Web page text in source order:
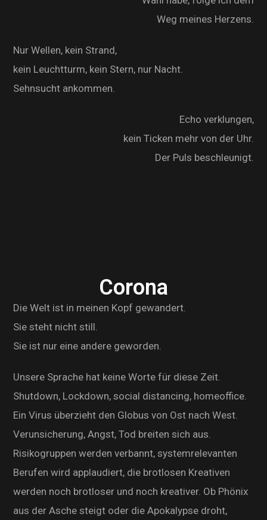
Weg meines Herzens.
Nur Wellen, kein Strand,
kein Leuchtturm, kein Stern, nur Nacht.
Sehnsucht ankommen.
Echo verklungen,
kein Ticken mehr von der Uhr.
Der Puls beschleunigt.
Corona
Die Welt ist in meinen Kopf gewandert.
Sie steht nicht still.
Sie ist nur eine andere geworden.
Unsere Sprache hat keine Worte für diese Zeit.
Shutdown, Lockdown, social distancing, homeoffice.
Ein Virus überzieht den Globus von Ost nach West.
Verunsicherung, Angst, Tod breiten sich aus.
Risikogruppen werden verbannt, systemrelevanten
Berufen wird applaudiert, die brotlosen Kreativen
werden noch brotloser und noch kreativer. Ob Phönix
aus der Asche steigt oder die Apokalypse droht,